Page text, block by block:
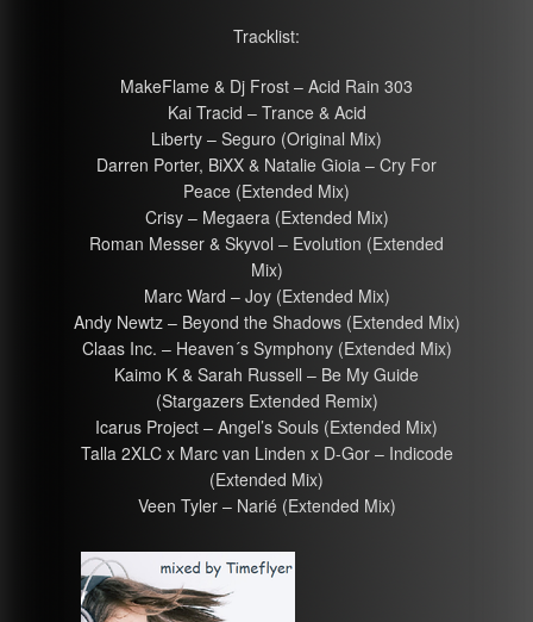
Tracklist:
MakeFlame & Dj Frost – Acid Rain 303
Kai Tracid – Trance & Acid
Liberty – Seguro (Original Mix)
Darren Porter, BiXX & Natalie Gioia – Cry For
Peace (Extended Mix)
Crisy – Megaera (Extended Mix)
Roman Messer & Skyvol – Evolution (Extended
Mix)
Marc Ward – Joy (Extended Mix)
Andy Newtz – Beyond the Shadows (Extended Mix)
Claas Inc. – Heaven´s Symphony (Extended Mix)
Kaimo K & Sarah Russell – Be My Guide
(Stargazers Extended Remix)
Icarus Project – Angel’s Souls (Extended Mix)
Talla 2XLC x Marc van Linden x D-Gor – Indicode
(Extended Mix)
Veen Tyler – Narié (Extended Mix)